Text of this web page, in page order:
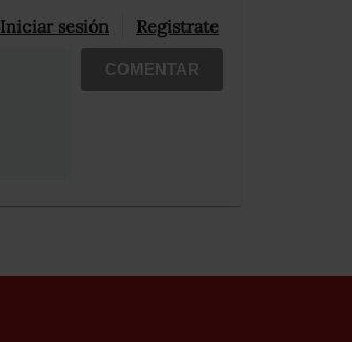
Iniciar sesión Registrate
COMENTAR